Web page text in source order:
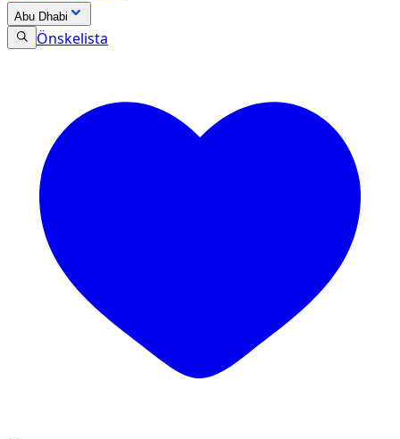
Abu Dhabi
Önskelista